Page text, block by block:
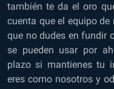
también te da el oro
cuenta que el equipo
que no dudes en fundir
se pueden usar por
plazo si mantienes tu
eres como nosotros y